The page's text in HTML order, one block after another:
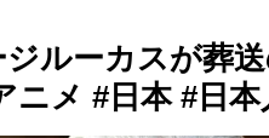
ルーカスが葬
ニメ #日本 #日